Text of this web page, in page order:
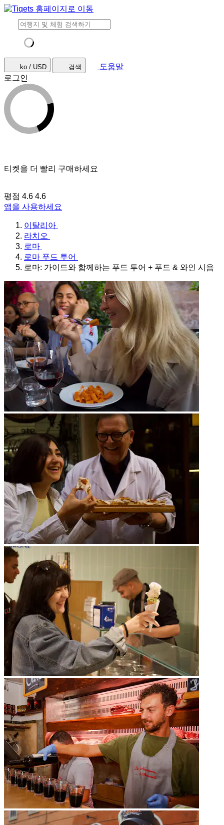
ko / USD 검색
도움말
로그인
티켓을 더 빨리 구매하세요
평점 4.6 4.6
앱을 사용하세요
이탈리아
라치오
로마
로마 푸드 투어
로마: 가이드와 함께하는 푸드 투어 + 푸드 & 와인 시음